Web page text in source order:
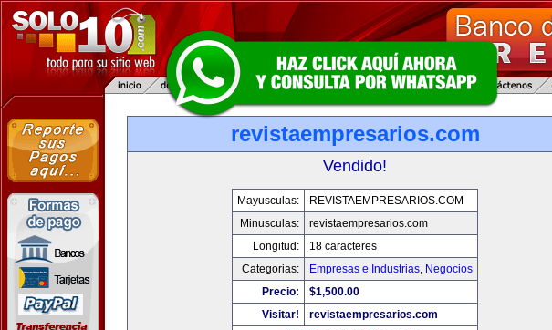
revistaempresarios.com
Vendido!
Mayusculas:
REVISTAEMPRESARIOS.COM
Minusculas:
revistaempresarios.com
Longitud:
18 caracteres
Categorias:
Empresas e Industrias, Negocios
Precio:
$1,500.00
Visitar!
revistaempresarios.com